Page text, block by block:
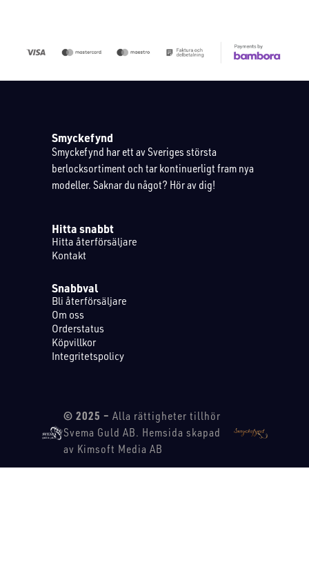
Smyckefynd
Smyckefynd har ett av Sveriges största
berlocksortiment och tar kontinuerligt fram nya
modeller. Saknar du något? Hör av dig!
Hitta snabbt
Hitta återförsäljare
Kontakt
Snabbval
Bli återförsäljare
Om oss
Orderstatus
Köpvillkor
Integritetspolicy
© 2025 – Alla rättigheter tillhör
Svema Guld AB. Hemsida skapad
av Kimsoft Media AB